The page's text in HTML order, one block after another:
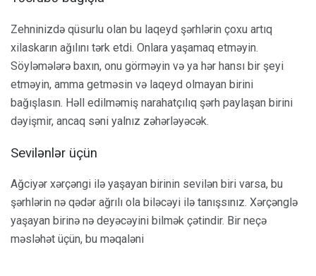
Zehninizdə qüsurlu olan bu laqeyd şərhlərin çoxu artıq
xilaskarın ağılını tərk etdi. Onlara yaşamaq etməyin.
Söyləmələrə baxın, onu görməyin və ya hər hansı bir şeyi
etməyin, amma getməsin və laqeyd olmayan birini
bağışlasın. Həll edilməmiş narahatçılıq şərh paylaşan birini
dəyişmir, ancaq səni yalnız zəhərləyəcək.
Sevilənlər üçün
Ağciyər xərçəngi ilə yaşayan birinin sevilən biri varsa, bu
şərhlərin nə qədər ağrılı ola biləcəyi ilə tanışsınız. Xərçənglə
yaşayan birinə nə deyəcəyini bilmək çətindir. Bir neçə
məsləhət üçün, bu məqaləni